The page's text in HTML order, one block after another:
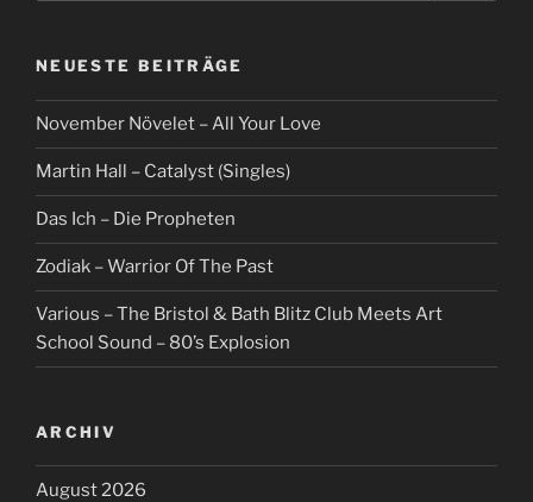
NEUESTE BEITRÄGE
November Növelet – All Your Love
Martin Hall – Catalyst (Singles)
Das Ich – Die Propheten
Zodiak – Warrior Of The Past
Various – The Bristol & Bath Blitz Club Meets Art
School Sound – 80’s Explosion
ARCHIV
August 2026